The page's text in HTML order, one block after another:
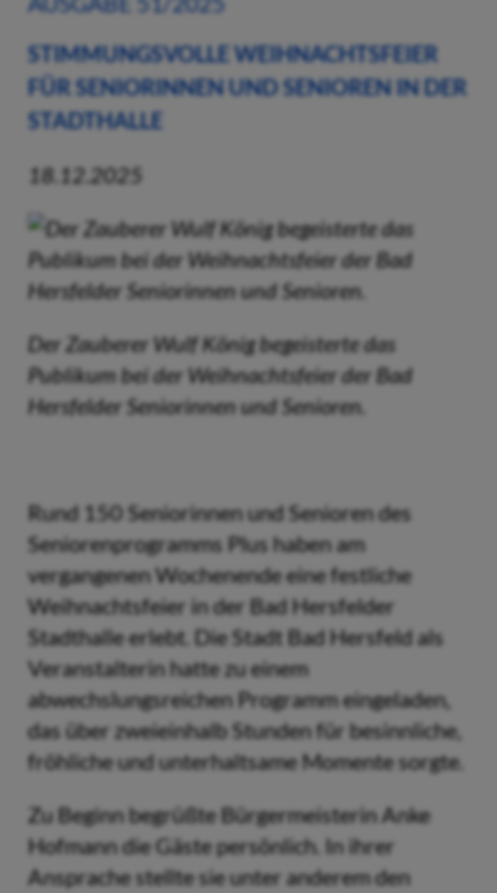
STIMMUNGSVOLLE WEIHNACHTSFEIER
FÜR SENIORINNEN UND SENIOREN IN DER
STADTHALLE
18.12.2025
Der Zauberer Wulf König begeisterte das
Publikum bei der Weihnachtsfeier der Bad
Hersfelder Seniorinnen und Senioren.
Rund 150 Seniorinnen und Senioren des
Seniorenprogramms Plus haben am
vergangenen Wochenende eine festliche
Weihnachtsfeier in der Bad Hersfelder
Stadthalle erlebt. Die Stadt Bad Hersfeld als
Veranstalterin hatte zu einem
abwechslungsreichen Programm eingeladen,
das über zweieinhalb Stunden für besinnliche,
fröhliche und unterhaltsame Momente sorgte.
Zu Beginn begrüßte Bürgermeisterin Anke
Hofmann die Gäste persönlich. In ihrer
Ansprache stellte sie unter anderem den